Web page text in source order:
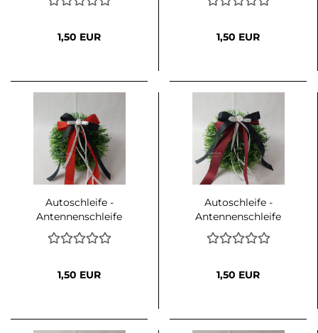
Weiß oder Creme
1,50 EUR
oder Creme
1,50 EUR
Autoschleife -
Antennenschleife
Rockabilly - ROT-
SCHWARZ-WEIß mit
1,50 EUR
Autoschleife -
Antennenschleife
Rockabilly -
BORDEAUX-
Punkten
1,50 EUR